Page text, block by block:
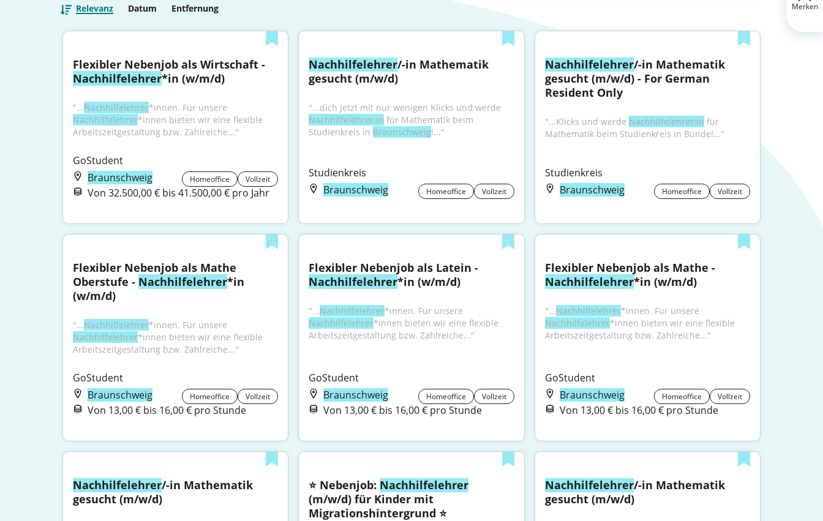
Relevanz Datum Entfernung
Nachhilfelehrer*in (w/m/d)
"...Nachhilfelehrer
Nachhilfelehrer*innen bieten wir eine flexible
Arbeitszeitgestaltung bzw. Zahlreiche..."
GoStudent
Braunschweig
Homeoffice Vollzeit
Von 32.500,00 € bis 41.500,00 € pro Jahr
Nachhilfelehrer/-in Mathematik
gesucht (m/w/d)
Nachhilfelehrer:in für Mathematik beim
Studienkreis in Braunschweig!..."
Studienkreis
Braunschweig
Homeoffice Vollzeit
Nachhilfelehrer/-in Mathematik
gesucht (m/w/d) - For German
Resident Only
"...Klicks und werde Nachhilfelehrer:in für
Mathematik beim Studienkreis in Bünde!..."
Studienkreis
Braunschweig
Homeoffice Vollzeit
Flexibler Nebenjob als Mathe
Oberstufe - Nachhilfelehrer*in
(w/m/d)
"...Nachhilfelehrer
Nachhilfelehrer*innen bieten wir eine flexible
Arbeitszeitgestaltung bzw. Zahlreiche..."
GoStudent
Braunschweig
Homeoffice Vollzeit
Von 13,00 € bis 16,00 € pro Stunde
Nachhilfelehrer*in (w/m/d)
"...Nachhilfelehrer
Nachhilfelehrer*innen bieten wir eine flexible
Arbeitszeitgestaltung bzw. Zahlreiche..."
GoStudent
Braunschweig
Homeoffice Vollzeit
Von 13,00 € bis 16,00 € pro Stunde
Flexibler Nebenjob als Mathe -
Nachhilfelehrer*in (w/m/d)
"...Nachhilfelehrer
Nachhilfelehrer*innen bieten wir eine flexible
Arbeitszeitgestaltung bzw. Zahlreiche..."
GoStudent
Braunschweig
Homeoffice Vollzeit
Von 13,00 € bis 16,00 € pro Stunde
Nachhilfelehrer/-in Mathematik
gesucht (m/w/d)
⭐ Nebenjob: Nachhilfelehrer
(m/w/d) für Kinder mit
Migrationshintergrund ⭐
Nachhilfelehrer/-in Mathematik
gesucht (m/w/d)
Merken